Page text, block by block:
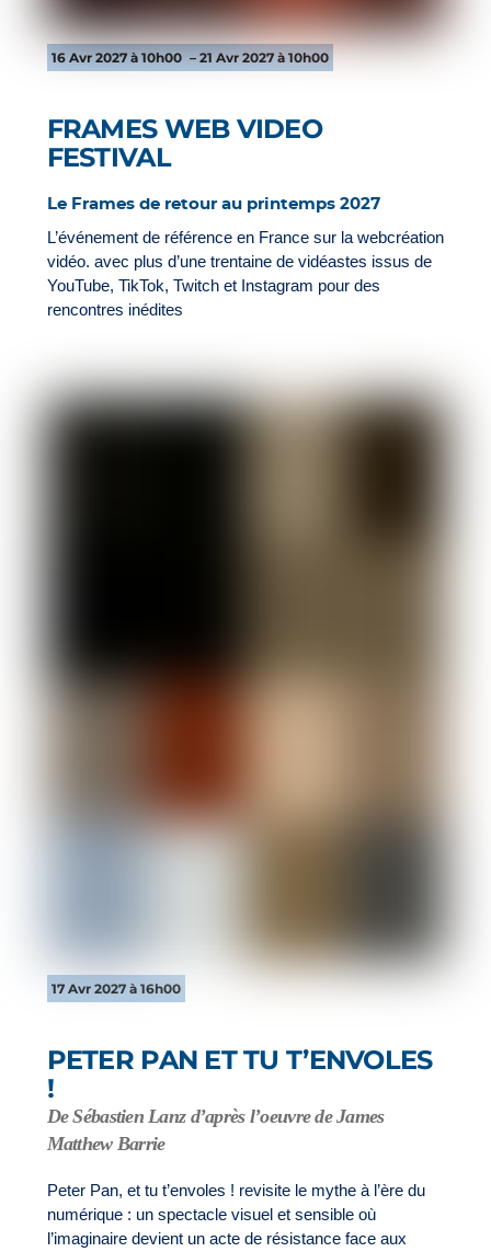
16 Avr 2027 à 10h00 – 21 Avr 2027 à 10h00
FRAMES WEB VIDEO
FESTIVAL
Le Frames de retour au printemps 2027
L’événement de référence en France sur la webcréation
vidéo. avec plus d’une trentaine de vidéastes issus de
YouTube, TikTok, Twitch et Instagram pour des
rencontres inédites
17 Avr 2027 à 16h00
PETER PAN ET TU T’ENVOLES
!
De Sébastien Lanz d’après l’oeuvre de James
Matthew Barrie
Peter Pan, et tu t’envoles ! revisite le mythe à l’ère du
numérique : un spectacle visuel et sensible où
l’imaginaire devient un acte de résistance face aux